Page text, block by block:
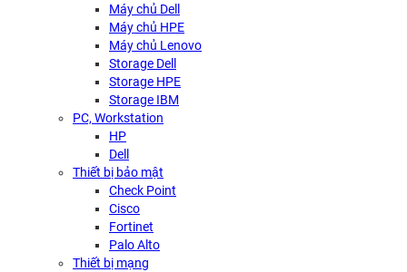
Máy chủ Dell
Máy chủ HPE
Máy chủ Lenovo
Storage Dell
Storage HPE
Storage IBM
PC, Workstation
HP
Dell
Thiết bị bảo mật
Check Point
Cisco
Fortinet
Palo Alto
Thiết bị mạng